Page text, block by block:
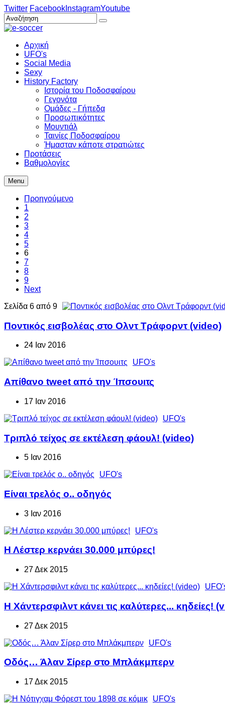
Twitter Facebook InstagramYoutube
Αρχική
UFO's
Social Media
Sexy
History Factory
Ιστορία του Ποδοσφαίρου
Γεγονότα
Ομάδες - Γήπεδα
Προσωπικότητες
Μουντιάλ
Ταινίες Ποδοσφαίρου
Ήμασταν κάποτε στρατιώτες
Προτάσεις
Βαθμολογίες
Menu
Προηγούμενο
1
2
3
4
5
6
7
8
9
Next
Σελίδα 6 από 9
Ποντικός εισβολέας στο Ολντ Τράφορντ (video)
24 Ιαν 2016
UFO's
Απίθανο tweet από την Ίπσουιτς
17 Ιαν 2016
UFO's
Τριπλό τείχος σε εκτέλεση φάουλ! (video)
5 Ιαν 2016
UFO's
Είναι τρελός ο.. οδηγός
3 Ιαν 2016
UFO's
Η Λέστερ κερνάει 30.000 μπύρες!
27 Δεκ 2015
H Χάντερσφιλντ κάνει τις καλύτερες... κηδείες!
27 Δεκ 2015
UFO's
Οδός… Άλαν Σίρερ στο Μπλάκμπερν
17 Δεκ 2015
UFO's